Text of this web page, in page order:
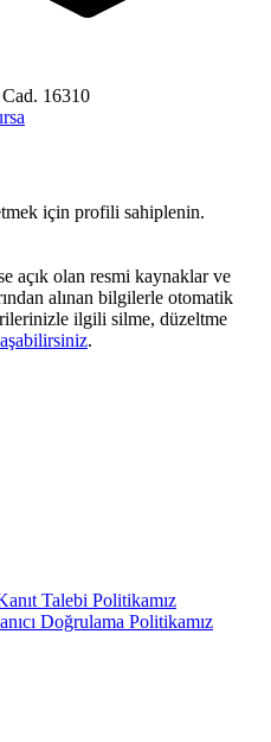
16310
için profili sahiplenin.
açık olan resmi kaynaklar ve
alınan bilgilerle otomatik
ilgili silme, düzeltme
.
Talebi Politikamız
Doğrulama Politikamız